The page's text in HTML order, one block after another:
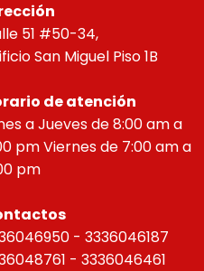
51 #50-34,
San Miguel Piso 1B
de atención
a Jueves de 8:00 am a
pm Viernes de 7:00 am a
pm
- 3336046187
- 3336046461